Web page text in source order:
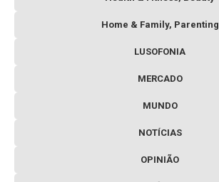
Home & Family, Parenting
LUSOFONIA
MERCADO
MUNDO
NOTÍCIAS
OPINIÃO